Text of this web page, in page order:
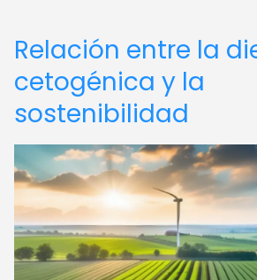
Relación entre la
cetogénica y la
sostenibilidad